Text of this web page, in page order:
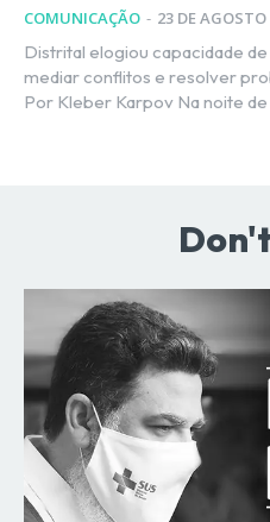
COMUNICAÇÃO - 23 DE AGOSTO
Distrital elogiou capacidade
mediar conflitos e resolver
Por Kleber